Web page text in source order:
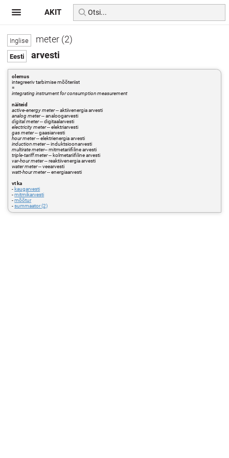
meter (2)
arvesti
olemus
integreeriv tarbimise mõõteriist
=
integrating instrument for consumption measurement
näiteid
active-energy meter-- aktiivenergia arvesti
analog meter-- analoogarvesti
digital meter-- digitaalarvesti
electricity meter-- elektriarvesti
gas meter-- gaasiarvesti
hour meter-- elektrienergia arvesti
induction meter-- induktsioonarvesti
multirate meter-- mitmetariifiline arvesti
triple-tariff meter-- kolmetariifiline arvesti
var-hour meter-- reaktiivenergia arvesti
water meter-- veearvesti
watt-hour meter-- energiaarvesti
vt ka
- kaugarvesti
-mitmikarvesti
-mõõtur
-summaator (2)
AKIT